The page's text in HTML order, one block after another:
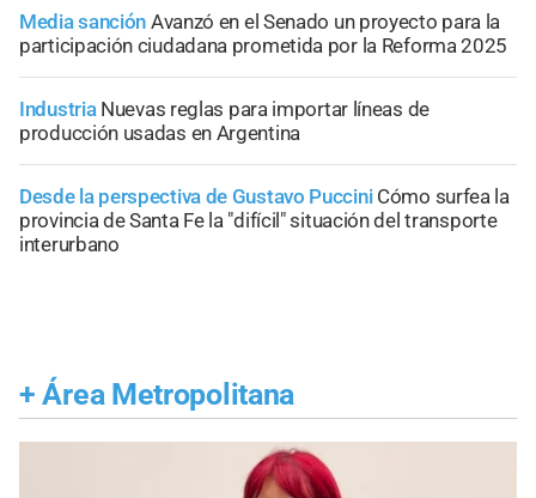
Media sanción Avanzó en el Senado un proyecto para la
participación ciudadana prometida por la Reforma 2025
Industria Nuevas reglas para importar líneas de
producción usadas en Argentina
Desde la perspectiva de Gustavo Puccini Cómo surfea la
provincia de Santa Fe la "difícil" situación del transporte
interurbano
+ Área Metropolitana